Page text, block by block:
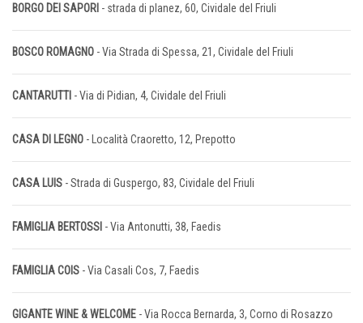
BORGO DEI SAPORI - strada di planez, 60, Cividale del Friuli
BOSCO ROMAGNO - Via Strada di Spessa, 21, Cividale del Friuli
CANTARUTTI - Via di Pidian, 4, Cividale del Friuli
CASA DI LEGNO - Località Craoretto, 12, Prepotto
CASA LUIS - Strada di Guspergo, 83, Cividale del Friuli
FAMIGLIA BERTOSSI - Via Antonutti, 38, Faedis
FAMIGLIA COIS - Via Casali Cos, 7, Faedis
GIGANTE WINE & WELCOME - Via Rocca Bernarda, 3, Corno di Rosazzo